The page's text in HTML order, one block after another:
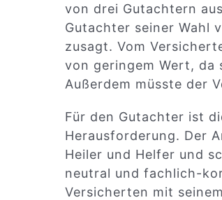
von drei Gutachtern
Gutachter seiner Wahl
zusagt. Vom
von geringem Wert,
Außerdem müsste der
Für den Gutachter ist
Herausforderung. Der
Heiler und Helfer und
neutral und fachlich-
Versicherten mit